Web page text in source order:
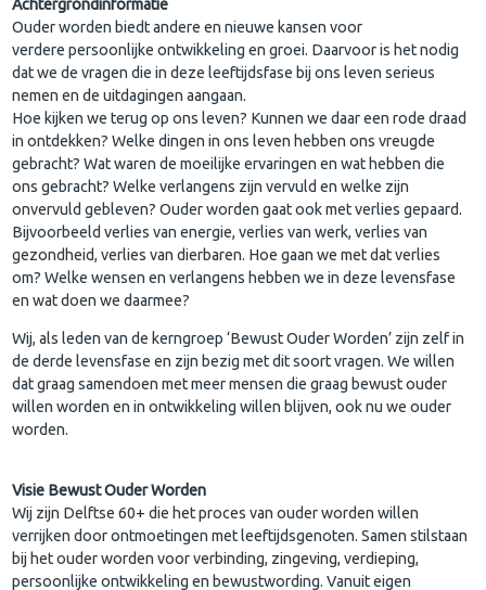
Achtergrondinformatie
Ouder worden biedt andere en nieuwe kansen voor
verdere persoonlijke ontwikkeling en groei. Daarvoor is het nodig
dat we de vragen die in deze leeftijdsfase bij ons leven serieus
nemen en de uitdagingen aangaan.
Hoe kijken we terug op ons leven? Kunnen we daar een rode draad
in ontdekken? Welke dingen in ons leven hebben ons vreugde
gebracht? Wat waren de moeilijke ervaringen en wat hebben die
ons gebracht? Welke verlangens zijn vervuld en welke zijn
onvervuld gebleven? Ouder worden gaat ook met verlies gepaard.
Bijvoorbeeld verlies van energie, verlies van werk, verlies van
gezondheid, verlies van dierbaren. Hoe gaan we met dat verlies
om? Welke wensen en verlangens hebben we in deze levensfase
en wat doen we daarmee?
Wij, als leden van de kerngroep ‘Bewust Ouder Worden’ zijn zelf in
de derde levensfase en zijn bezig met dit soort vragen. We willen
dat graag samendoen met meer mensen die graag bewust ouder
willen worden en in ontwikkeling willen blijven, ook nu we ouder
worden.
Visie Bewust Ouder Worden
Wij zijn Delftse 60+ die het proces van ouder worden willen
verrijken door ontmoetingen met leeftijdsgenoten. Samen stilstaan
bij het ouder worden voor verbinding, zingeving, verdieping,
persoonlijke ontwikkeling en bewustwording. Vanuit eigen